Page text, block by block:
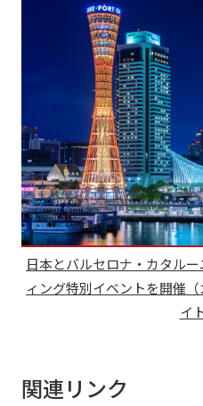
日本とバルセロナ・カタル
ィング特別イベントを開催
イ
関連リンク